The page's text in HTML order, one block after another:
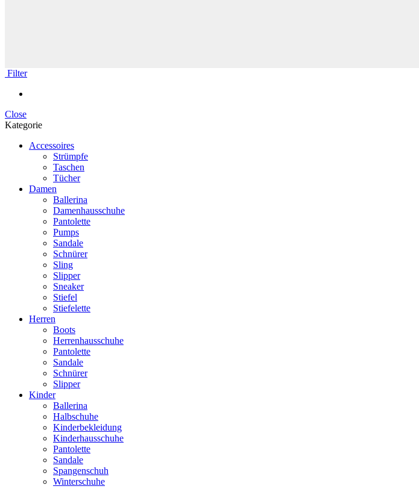
Filter
Close
Kategorie
Accessoires
Strümpfe
Taschen
Tücher
Damen
Ballerina
Damenhausschuhe
Pantolette
Pumps
Sandale
Schnürer
Sling
Slipper
Sneaker
Stiefel
Stiefelette
Herren
Boots
Herrenhausschuhe
Pantolette
Sandale
Schnürer
Slipper
Kinder
Ballerina
Halbschuhe
Kinderbekleidung
Kinderhausschuhe
Pantolette
Sandale
Spangenschuh
Winterschuhe